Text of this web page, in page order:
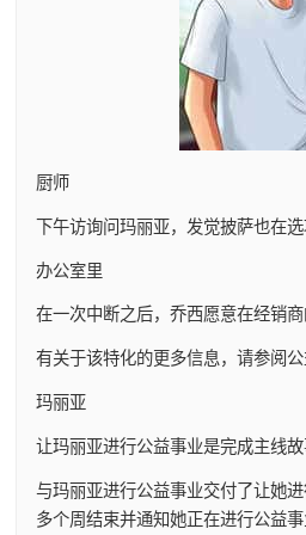
厨师
下午访询问玛丽亚，发觉披萨也在
办公室里
在一次中断之后，乔西愿意在经销商
有关于该特化的更多信息，请参阅公
玛丽亚
让玛丽亚进行公益事业是完成主线故
与玛丽亚进行公益事业交付了让她
多个周结束并通知她正在进行公益